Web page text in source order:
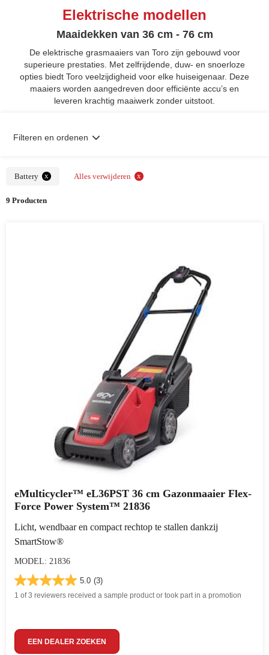
Elektrische modellen
Maaidekken van 36 cm - 76 cm
De elektrische grasmaaiers van Toro zijn gebouwd voor
superieure prestaties. Met zelfrijdende, duw- en snoerloze
opties biedt Toro veelzijdigheid voor elke huiseigenaar. Deze
maaiers worden aangedreven door efficiënte accu’s en
leveren krachtig maaiwerk zonder uitstoot.
9 Producten
Battery x Alles verwijderen x
Filteren en ordenen
eMulticycler™ eL36PST 36 cm Gazonmaaier Flex-
Force Power System™ 21836
Licht, wendbaar en compact rechtop te stallen dankzij
SmartStow®
MODEL: 21836
5.0 (3)
1 of 3 reviewers received a sample product or took part in a promotion
EEN DEALER ZOEKEN